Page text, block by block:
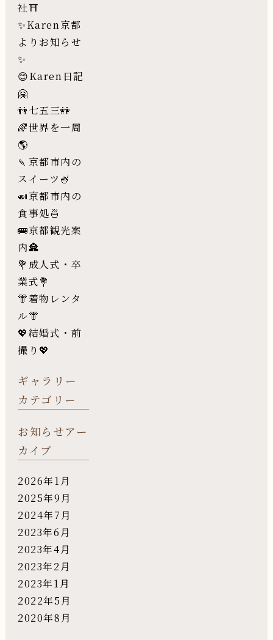
社⛩
✨Karen京都
よりお知らせ
✨
😊Karen日記
🤗
👬七五三👭
🌈世界を一周
🌎
🍡京都市内の
スイーツ🍧
🍛京都市内の
食事処🍜
🚌京都観光案
内🏯
💐成人式・卒
業式💐
👘着物レンタ
ル👘
💖結婚式・前
撮り💖
ギャラリー
カテゴリー
お知らせアー
カイブ
2026年1月
2025年9月
2024年7月
2023年6月
2023年4月
2023年2月
2023年1月
2022年5月
2020年8月